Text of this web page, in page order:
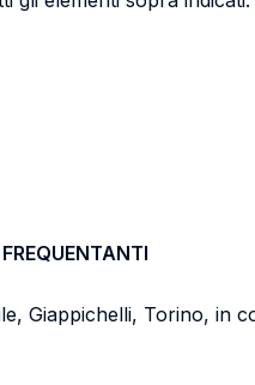
Giappichelli, Torino, in